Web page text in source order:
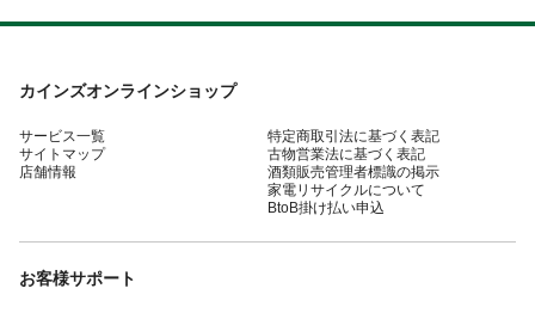
カインズオンラインショップ
サービス一覧
サイトマップ
店舗情報
特定商取引法に基づく表記
古物営業法に基づく表記
酒類販売管理者標識の掲示
家電リサイクルについて
BtoB掛け払い申込
お客様サポート